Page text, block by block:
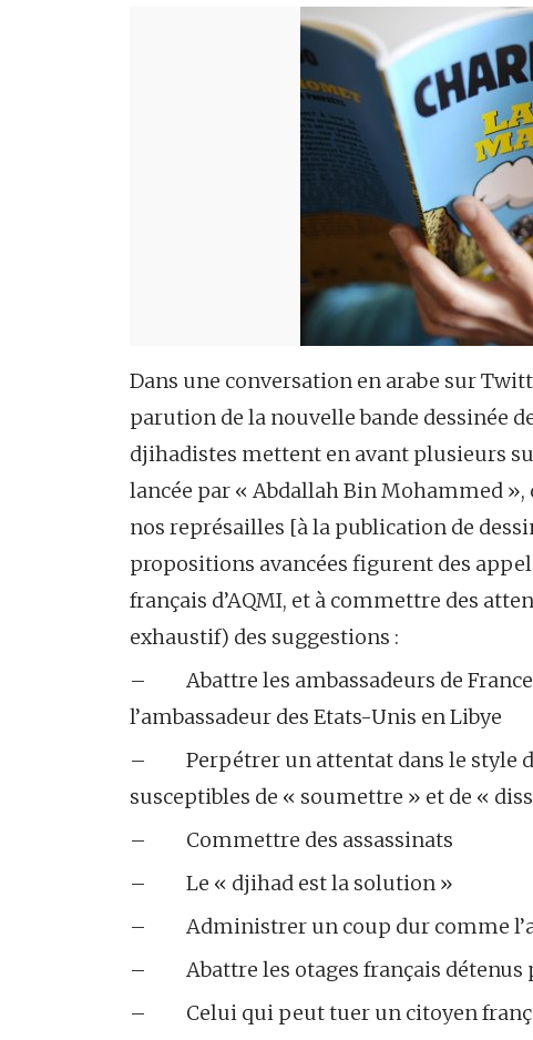
Dans une conversation en arabe sur
parution de la nouvelle bande dessinée
djihadistes mettent en avant plusieurs
lancée par « Abdallah Bin Mohammed
nos représailles [à la publication de
propositions avancées figurent des
français d’AQMI, et à commettre des
exhaustif) des suggestions :
– Abattre les ambassadeurs de
l’ambassadeur des Etats-Unis en Libye
– Perpétrer un attentat dans le style
susceptibles de « soumettre » et de «
– Commettre des assassinats
– Le « djihad est la solution »
– Administrer un coup dur comme l’a
– Abattre les otages français détenus
– Celui qui peut tuer un citoyen